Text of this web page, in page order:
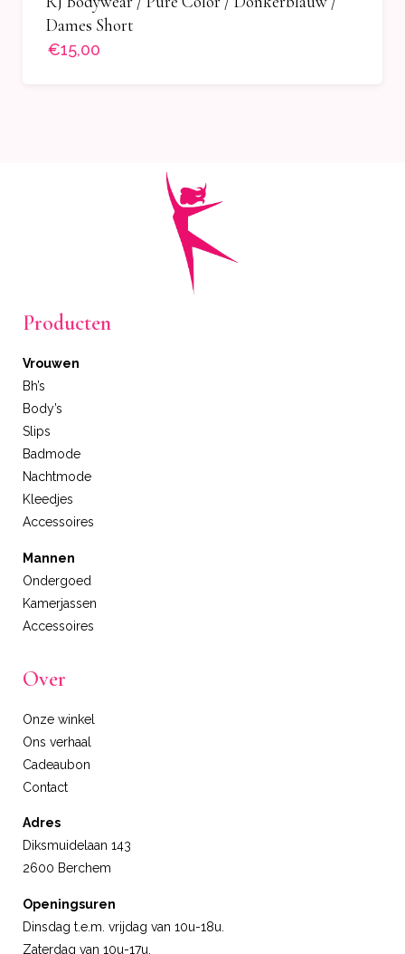
Dames Short
€15,00
Producten
Vrouwen
Bh’s
Body’s
Slips
Badmode
Nachtmode
Kleedjes
Accessoires
Mannen
Ondergoed
Kamerjassen
Accessoires
Over
Onze winkel
Ons verhaal
Cadeaubon
Contact
Adres
Diksmuidelaan 143
2600 Berchem
Openingsuren
Dinsdag t.e.m. vrijdag van 10u-18u.
Zaterdag van 10u-17u.